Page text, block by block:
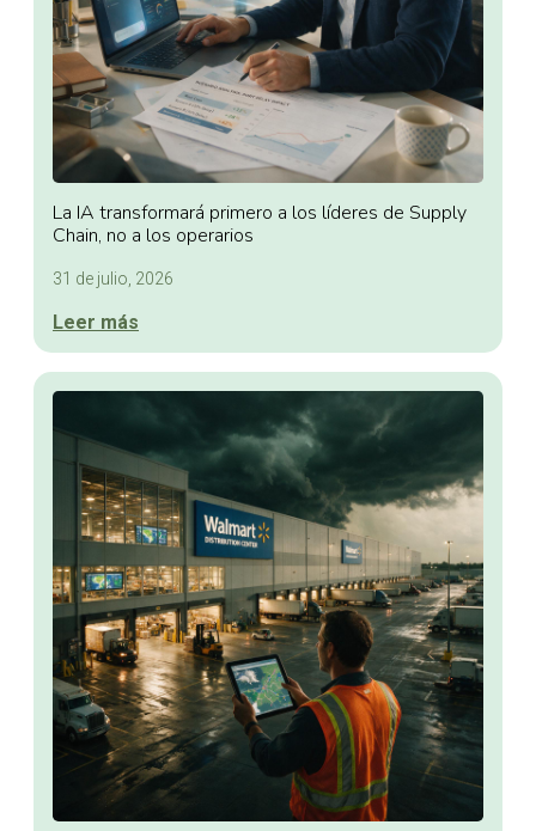
La IA transformará primero a los líderes de Supply
Chain, no a los operarios
31 de julio, 2026
Leer más